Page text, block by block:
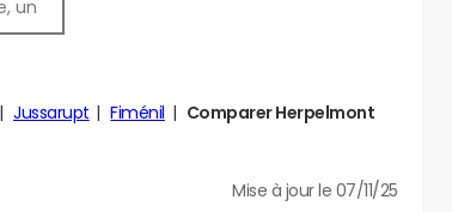
Jussarupt Fiménil
Comparer Herpelmont
Mise à jour le 07/11/25